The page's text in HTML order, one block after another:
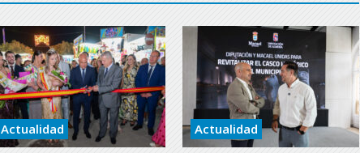
Actualidad Actualidad